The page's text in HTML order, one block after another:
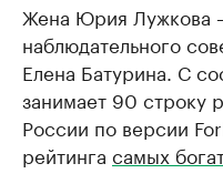
Жена Юрия Лужкова
наблюдательного
Елена Батурина. С
занимает 90 строку
России по версии
рейтинга самых